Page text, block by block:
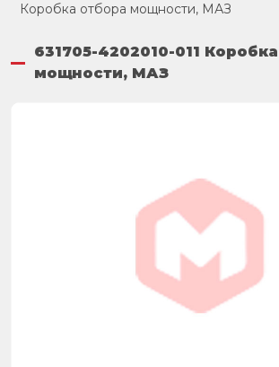
Коробка отбора мощности, МАЗ
631705-4202010-011
мощности, МАЗ